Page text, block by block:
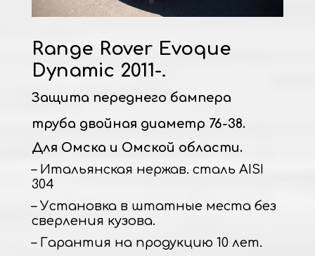
Range Rover Evoque
Dynamic 2011-.
Защита переднего бампера
труба двойная диаметр 76-38.
Для Омска и Омской области.
– Итальянская нержав. сталь AISI
304
– Установка в штатные места без
сверления кузова.
– Гарантия на продукцию 10 лет.